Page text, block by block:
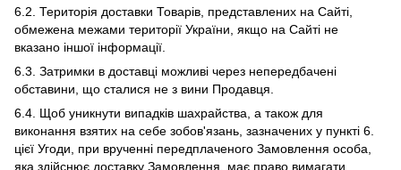
6.2. Територія доставки Товарів, представлених на Сайті,
обмежена межами території України, якщо на Сайті не
вказано іншої інформації.
6.3. Затримки в доставці можливі через непередбачені
обставини, що сталися не з вини Продавця.
6.4. Щоб уникнути випадків шахрайства, а також для
виконання взятих на себе зобов'язань, зазначених у пункті 6.
цієї Угоди, при врученні передплаченого Замовлення особа,
яка здійснює доставку Замовлення, має право вимагати